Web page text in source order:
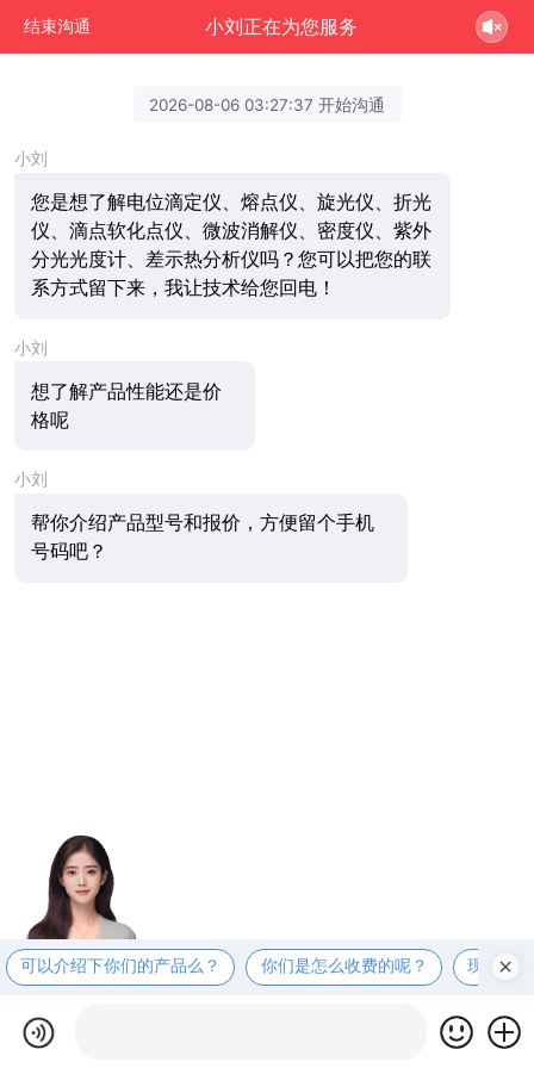
结束沟通 小刘正在为您服务
2026-08-06 03:27:37 开始沟通
小刘
您是想了解电位滴定仪、熔点仪、旋光仪、折光
仪、滴点软化点仪、微波消解仪、密度仪、紫外
分光光度计、差示热分析仪吗？您可以把您的联
系方式留下来，我让技术给您回电！
小刘
想了解产品性能还是价
格呢
小刘
帮你介绍产品型号和报价，方便留个手机
号码吧？
可以介绍下你们的产品么？ 你们是怎么收费的呢？ 现在有